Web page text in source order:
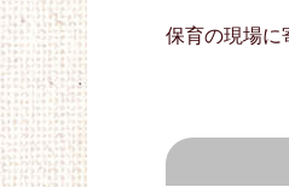
保育の現場に